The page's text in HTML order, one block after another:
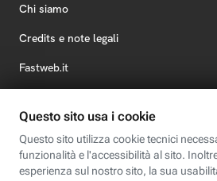
Chi siamo
Credits e note legali
Fastweb.it
Fastweb Digital Academy
STEP FuturAbility District